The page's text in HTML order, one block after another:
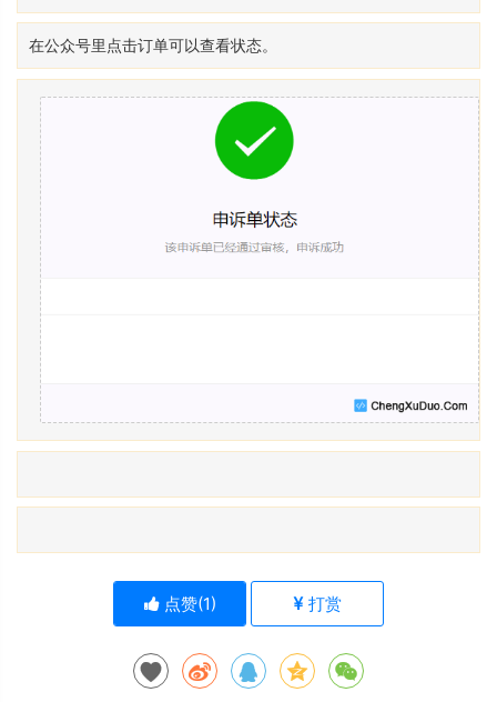
在公众号里点击订单可以查看状态。
点赞(1) 打赏